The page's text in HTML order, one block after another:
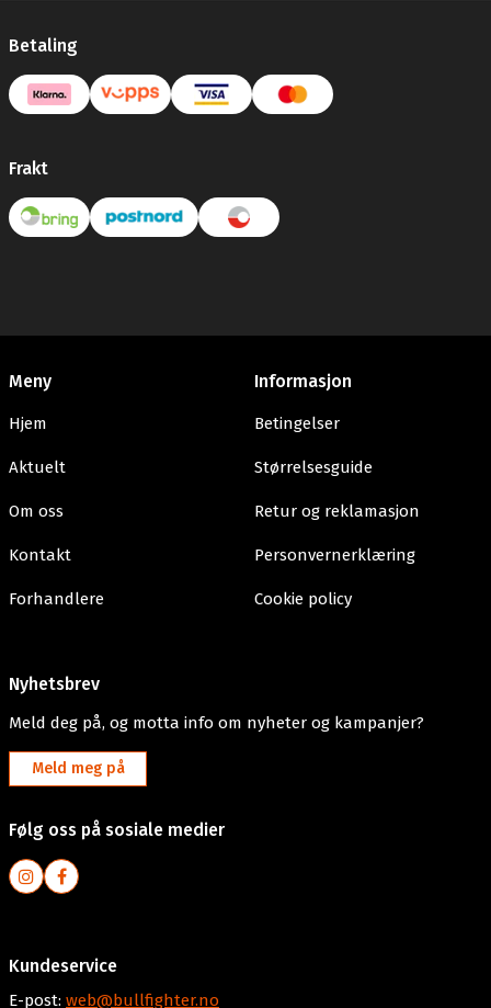
Betaling
Frakt
Meny
Hjem
Aktuelt
Om oss
Kontakt
Forhandlere
Informasjon
Betingelser
Størrelsesguide
Retur og reklamasjon
Personvernerklæring
Cookie policy
Nyhetsbrev
Meld deg på, og motta info om nyheter og kampanjer?
Meld meg på
Følg oss på sosiale medier
Kundeservice
E-post: web@bullfighter.no